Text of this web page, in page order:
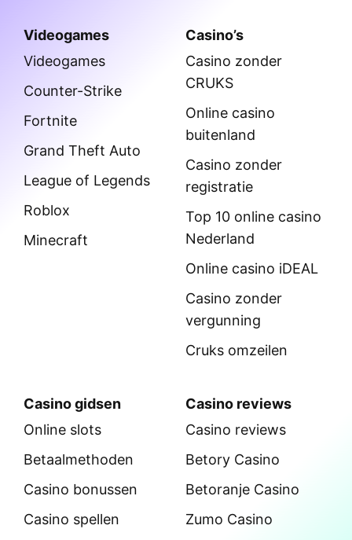
Videogames
Videogames
Counter-Strike
Fortnite
Grand Theft Auto
League of Legends
Roblox
Minecraft
Casino’s
Casino zonder
CRUKS
Online casino
buitenland
Casino zonder
registratie
Top 10 online casino
Nederland
Online casino iDEAL
Casino zonder
vergunning
Cruks omzeilen
Casino gidsen
Online slots
Betaalmethoden
Casino bonussen
Casino spellen
Casino reviews
Casino reviews
Betory Casino
Betoranje Casino
Zumo Casino